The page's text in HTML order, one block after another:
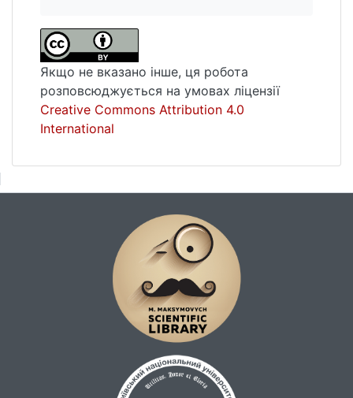
Якщо не вказано інше, ця робота
розповсюджується на умовах ліцензії
Creative Commons Attribution 4.0
International